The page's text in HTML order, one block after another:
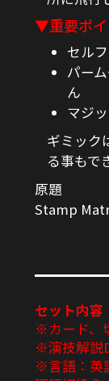
▼重要ポイ
セル
パー
ん
マジ
ギミック
る事もで
原題
Stamp
セット内容
※カード、
※演技解説
※言語：英